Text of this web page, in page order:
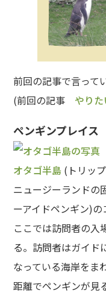
前回の記事で言って
(前回の記事 やり
ペンギンプレイス
オタゴ半島 (トリッ
ニュージーランドの
ーアイドペンギン)の
ここでは訪問者の入
る。訪問者はガイド
なっている海岸をま
距離でペンギンが見